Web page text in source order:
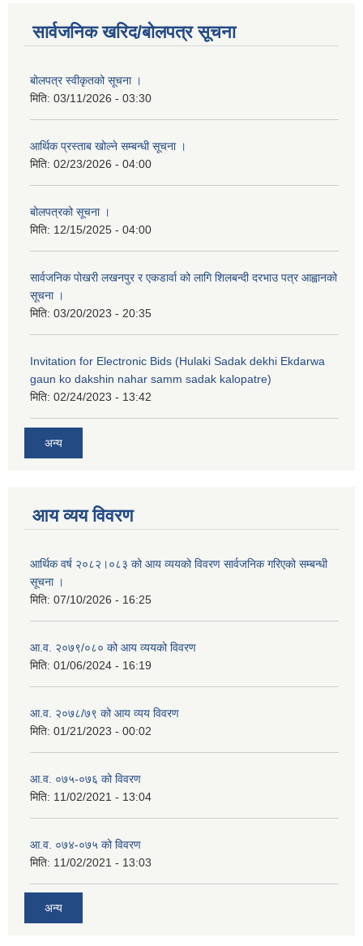
सार्वजनिक खरिद/बोलपत्र सूचना
बोलपत्र स्वीकृतको सूचना ।
मिति: 03/11/2026 - 03:30
आर्थिक प्रस्ताब खोल्ने सम्बन्धी सूचना ।
मिति: 02/23/2026 - 04:00
बोलपत्रको सूचना ।
मिति: 12/15/2025 - 04:00
सार्वजनिक पोखरी लखनपुर र एकडार्वा को लागि शिलबन्दी दरभाउ पत्र आह्वानको
सूचना ।
मिति: 03/20/2023 - 20:35
Invitation for Electronic Bids (Hulaki Sadak dekhi Ekdarwa
gaun ko dakshin nahar samm sadak kalopatre)
मिति: 02/24/2023 - 13:42
अन्य
आय व्यय विवरण
आर्थिक वर्ष २०८२।०८३ को आय व्ययको विवरण सार्वजनिक गरिएको सम्बन्धी
सूचना ।
मिति: 07/10/2026 - 16:25
आ.व. २०७९/०८० को आय व्ययको विवरण
मिति: 01/06/2024 - 16:19
आ.व. २०७८/७९ को आय व्यय विवरण
मिति: 01/21/2023 - 00:02
आ.व. ०७५-०७६ को विवरण
मिति: 11/02/2021 - 13:04
आ.व. ०७४-०७५ को विवरण
मिति: 11/02/2021 - 13:03
अन्य